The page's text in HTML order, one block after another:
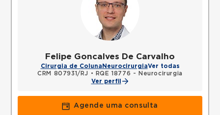
Felipe Goncalves De Carvalho
Cirurgia de Coluna NeurocirurgiaVer todas
CRM 807931/RJ •
RQE 18776 - Neurocirurgia
Ver perfil
Agende uma consulta